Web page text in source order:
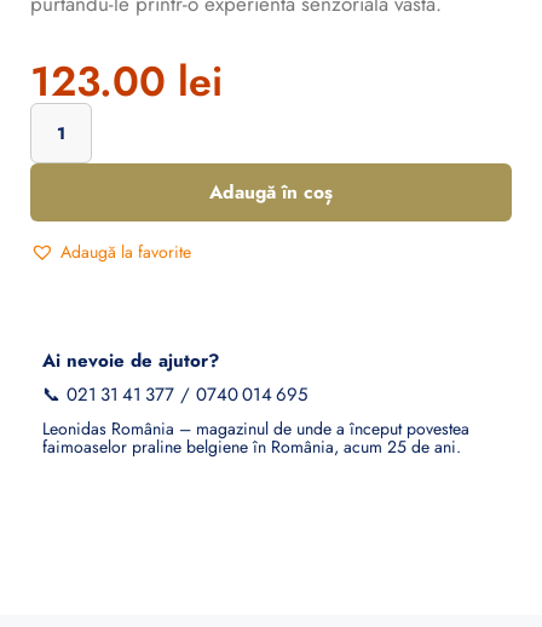
123.00 lei
Adaugă în coș
Adaugă la favorite
Ai nevoie de ajutor?
📞 021 31 41 377 / 0740 014 695
Leonidas România – magazinul de unde a început povestea
faimoaselor praline belgiene în România, acum 25 de ani.